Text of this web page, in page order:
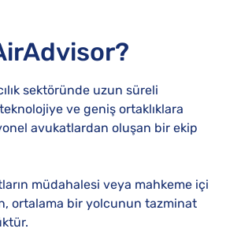
sektöründe uzun süreli
ve geniş ortaklıklara
avukatlardan oluşan bir ekip
müdahalesi veya mahkeme içi
ortalama bir yolcunun tazminat